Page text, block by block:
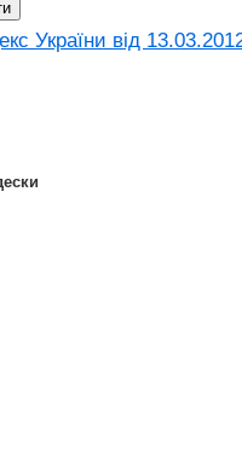
України від